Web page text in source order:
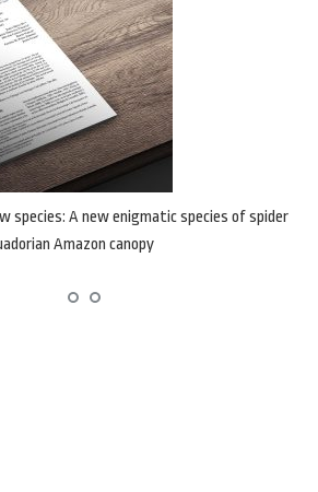
species: A new enigmatic species of spider
Amazon canopy